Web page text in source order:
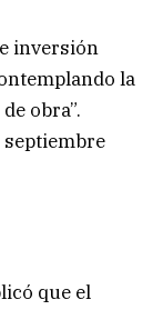
inversión
la
obra”.
septiembre
que el